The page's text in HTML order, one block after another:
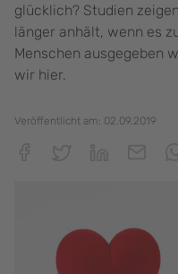
glücklich? Studien
länger anhält, wenn es
Menschen ausgegeben
wir hier.
Veröffentlicht am: 02.09.2019